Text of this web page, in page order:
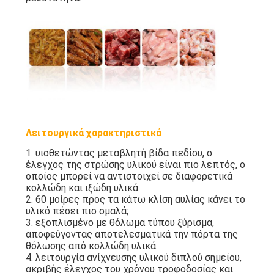
Λειτουργικά χαρακτηριστικά
1. υιοθετώντας μεταβλητή βίδα πεδίου, ο
έλεγχος της στρώσης υλικού είναι πιο λεπτός, ο
οποίος μπορεί να αντιστοιχεί σε διαφορετικά
κολλώδη και ιξώδη υλικά·
2. 60 μοίρες προς τα κάτω κλίση αυλίας κάνει το
υλικό πέσει πιο ομαλά;
3. εξοπλισμένο με θόλωμα τύπου ξύρισμα,
αποφεύγοντας αποτελεσματικά την πόρτα της
θόλωσης από κολλώδη υλικά
4. λειτουργία ανίχνευσης υλικού διπλού σημείου,
ακριβής έλεγχος του χρόνου τροφοδοσίας και